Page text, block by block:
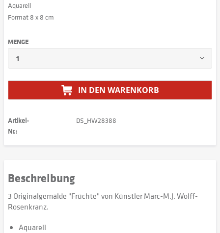
Aquarell
Format 8 x 8 cm
MENGE
IN DEN WARENKORB
Artikel-
Nr.:
DS_HW28388
Beschreibung
3 Originalgemälde "Früchte" von Künstler Marc-M.J. Wolff-
Rosenkranz.
Aquarell